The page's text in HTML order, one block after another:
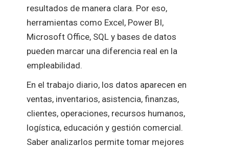
resultados de manera clara. Por eso,
herramientas como Excel, Power BI,
Microsoft Office, SQL y bases de datos
pueden marcar una diferencia real en la
empleabilidad.
En el trabajo diario, los datos aparecen en
ventas, inventarios, asistencia, finanzas,
clientes, operaciones, recursos humanos,
logística, educación y gestión comercial.
Saber analizarlos permite tomar mejores